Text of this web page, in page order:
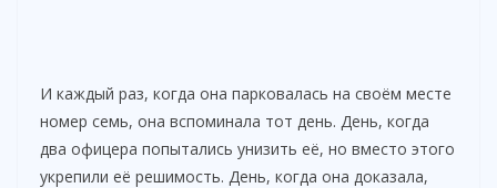
И каждый раз, когда она парковалась на своём месте
номер семь, она вспоминала тот день. День, когда
два офицера попытались унизить её, но вместо этого
укрепили её решимость. День, когда она доказала,